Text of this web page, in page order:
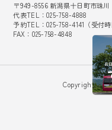
〒949-8556 新潟県十日町市珠川
代表TEL：025-758-4888
予約TEL：025-758-4141（受付時
FAX：025-758-4848
Copyright ©